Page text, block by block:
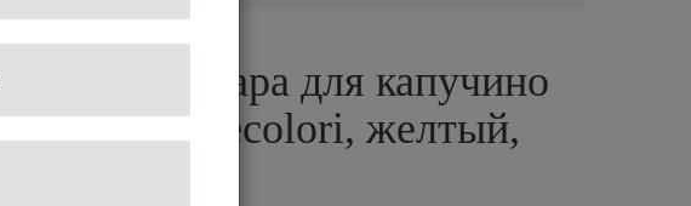
Кофейная пара для капучино
Verona Millecolori, желтый,